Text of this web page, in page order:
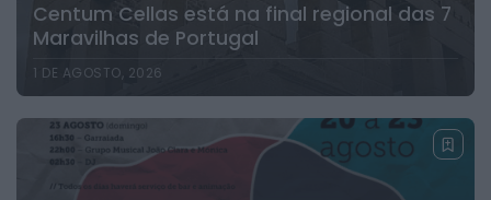
Centum Cellas está na final regional das 7
Maravilhas de Portugal
1 DE AGOSTO, 2026